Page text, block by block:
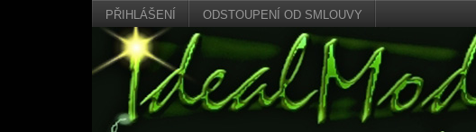
PŘIHLÁŠENÍ ODSTOUPENÍ OD SMLOUVY